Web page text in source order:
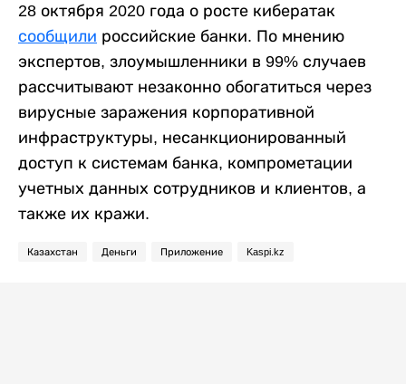
28 октября 2020 года о росте кибератак
сообщили российские банки. По мнению
экспертов, злоумышленники в 99% случаев
рассчитывают незаконно обогатиться через
вирусные заражения корпоративной
инфраструктуры, несанкционированный
доступ к системам банка, компрометации
учетных данных сотрудников и клиентов, а
также их кражи.
Казахстан Деньги Приложение Kaspi.kz